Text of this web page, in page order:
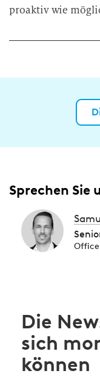
proaktiv wie
Sprechen Sie
Die
sich
können